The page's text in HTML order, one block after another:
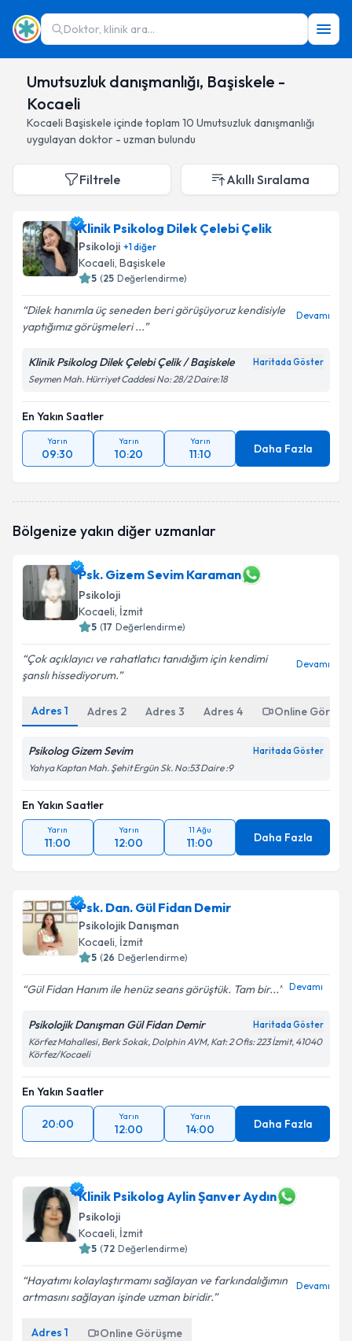
Doktor, klinik ara...
Umutsuzluk danışmanlığı, Başiskele -
Kocaeli
Kocaeli Başiskele içinde toplam 10 Umutsuzluk danışmanlığı
uygulayan doktor - uzman bulundu
Filtrele Akıllı Sıralama
Klinik Psikolog Dilek Çelebi Çelik
Psikoloji +1diğer
Kocaeli, Başiskele
5 (25 Değerlendirme)
Dilek hanımla üç seneden beri görüşüyoruz kendisiyle
yaptığımız görüşmeleri ...
Devamı
Klinik Psikolog Dilek Çelebi Çelik / Başiskele Haritada Göster
Seymen Mah. Hürriyet Caddesi No: 28/2 Daire:18
En Yakın Saatler
Yarın
09:30
Yarın
10:20
Yarın
11:10 Daha Fazla
Bölgenize yakın diğer uzmanlar
Psk. Gizem Sevim Karaman
Psikoloji
Kocaeli, İzmit
5 (17 Değerlendirme)
Çok açıklayıcı ve rahatlatıcı tanıdığım için kendimi
şanslı hissediyorum.
Devamı
Adres 1 Adres 2 Adres 3 Adres 4 Online
Psikolog Gizem Sevim Haritada Göster
Yahya Kaptan Mah. Şehit Ergün Sk. No:53 Daire :9
En Yakın Saatler
Yarın
11:00
Yarın
12:00
11 Ağu
11:00 Daha Fazla
Psk. Dan. Gül Fidan Demir
Psikolojik Danışman
Kocaeli, İzmit
5 (26 Değerlendirme)
Gül Fidan Hanım ile henüz seans görüştük. Tam bir... Devamı
Psikolojik Danışman Gül Fidan Demir Haritada Göster
Körfez Mahallesi, Berk Sokak, Dolphin AVM, Kat: 2 Ofis: 223 İzmit, 41040
Körfez/Kocaeli
En Yakın Saatler
20:00
Yarın
12:00
Yarın
14:00 Daha Fazla
Klinik Psikolog Aylin Şanver Aydın
Psikoloji
Kocaeli, İzmit
5 (72 Değerlendirme)
Hayatımı kolaylaştırmamı sağlayan ve farkındalığımın
artmasını sağlayan işinde uzman biridir.
Devamı
Adres 1 Online Görüşme